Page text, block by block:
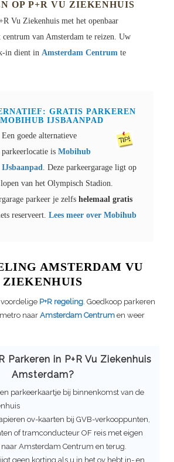
OP P+R VU ZIEKENHUIS
Vu Ziekenhuis met het openbaar
centrum van Amsterdam te reizen. Uw
in dient in Amsterdam Centrum te
GRATIS PARKEREN
IJSBAANPAD
Een goede alternatieve
parkeerlocatie is Mobihub
IJsbaanpad. Deze parkeergarage ligt op
van het Olympisch Stadion.
parkeer je zelfs helemaal gratis
reserveert. Lees meer over Mobihub
AMSTERDAM VU
ZIEKENHUIS
P+R regeling. Goedkoop parkeren
naar Amsterdam Centrum en weer
Parkeren in P+R Vu Ziekenhuis
Amsterdam?
parkeerkaartje bij binnenkomst van de
ov-kaarten bij GVB-verkooppunten,
of tramconducteur OF reis met eigen
Amsterdam Centrum en terug.
geen korting als u in het ov hebt in- en